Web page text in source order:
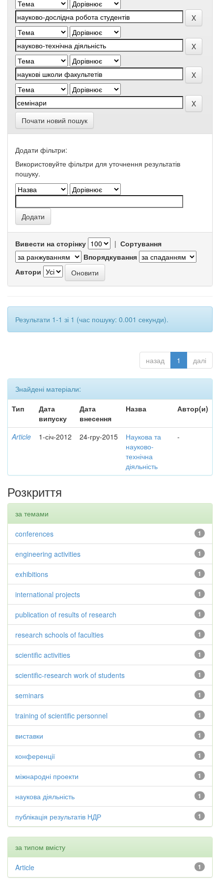
Почати новий пошук
Додати фільтри:
Використовуйте фільтри для уточнення результатів
пошуку.
Вивести на сторінку | Сортування
Впорядкування
Автори
Результати 1-1 зі 1 (час пошуку: 0.001 секунди).
назад 1 далі
Знайдені матеріали:
Тип
Дата
випуску
Дата
внесення
Назва Автор(и)
Article 1-січ-2012 24-гру-2015
Наукова та
науково-
технічна
діяльність
-
Розкриття
за темами
1
conferences
1
engineering activities
1
exhibitions
1
international projects
1
publication of results of research
1
research schools of faculties
1
scientific activities
1
scientific-research work of students
1
seminars
1
training of scientific personnel
1
виставки
1
конференції
1
міжнародні проекти
1
наукова діяльність
1
публікація результатів НДР
за типом вмісту
1
Article